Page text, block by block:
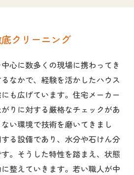
クリーニング
心に数多くの現場に携わってき
なかで、経験を活かしたハウス
も広げています。住宅メーカー
りに対する厳格なチェックがあ
い環境で技術を磨いてきまし
る設備であり、水分や石けん分
。そうした特性を踏まえ、状態
整えていきます。若い職人が中